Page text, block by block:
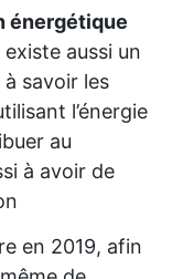
énergétique
aussi un
savoir les
l’énergie
au
à avoir de
en 2019, afin